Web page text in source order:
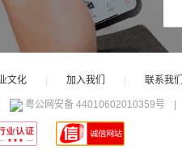
文化 加入我们 联系我们
粤公网安备 44010602010359号